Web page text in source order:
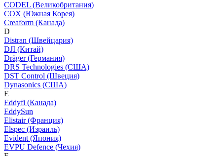
CODEL (Великобритания)
COX (Южная Корея)
Creaform (Канада)
D
Distran (Швейцария)
DJI (Китай)
Dräger (Германия)
DRS Technologies (США)
DST Control (Швеция)
Dynasonics (США)
E
Eddyfi (Канада)
EddySun
Elistair (Франция)
Elspec (Израиль)
Evident (Япония)
EVPU Defence (Чехия)